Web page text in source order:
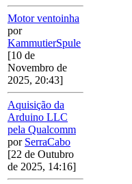
Motor ventoinha
por
KammutierSpule
[10 de
Novembro de
2025, 20:43]
Aquisição da
Arduino LLC
pela Qualcomm
por SerraCabo
[22 de Outubro
de 2025, 14:16]